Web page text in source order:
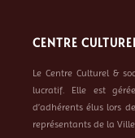
CENTRE
Le Centre Culturel &
lucratif. Elle est
d’adhérents élus lors
représentants de la